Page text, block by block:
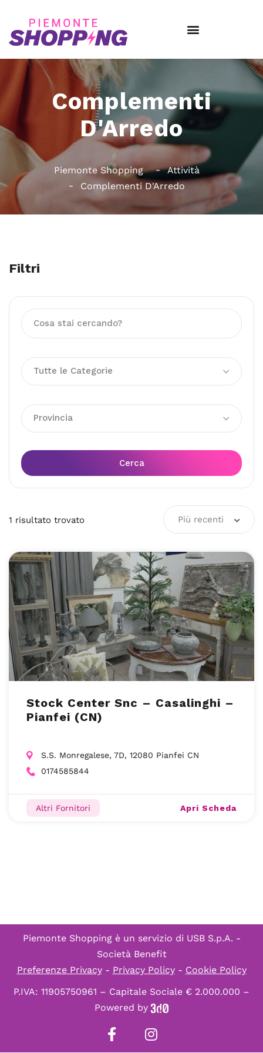
Complementi
D'Arredo
Piemonte Shopping
Attività
Complementi D'Arredo
Filtri
Tutte le Categorie
Provincia
Cerca
1 risultato trovato Più recenti
Stock Center Snc – Casalinghi –
Pianfei (CN)
S.S. Monregalese, 7D, 12080 Pianfei CN
0174585844
Altri Fornitori Apri Scheda
Piemonte Shopping è un servizio di USB S.p.A. -
Società Benefit
Preferenze Privacy- Privacy Policy- Cookie Policy
P.IVA: 11905750961 – Capitale Sociale € 2.000.000 –
Powered by